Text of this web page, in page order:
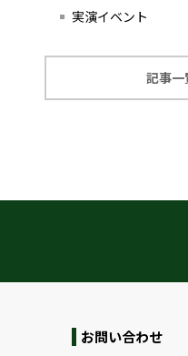
実演イベント
記事一
お問い合わせ